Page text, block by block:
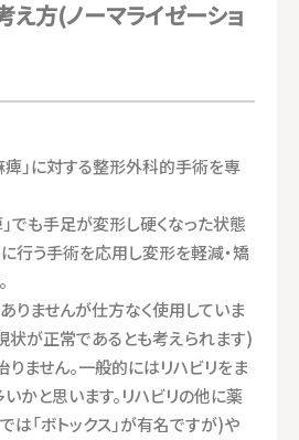
え方(ノーマライゼーショ
」に対する整形外科的手術を専
でも手足が変形し硬くなった状態
に行う手術を応用し変形を軽減・矯
りませんが仕方なく使用していま
状が正常であるとも考えられます)
ません。一般的にはリハビリをま
かと思います。リハビリの他に薬
「ボトックス」が有名ですが)や